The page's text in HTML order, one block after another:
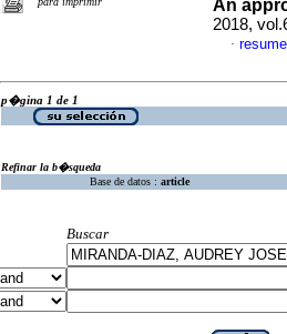
An
2018,
·
p�gina 1 de 1
Refinar la b�squeda
Base de datos : article
Buscar